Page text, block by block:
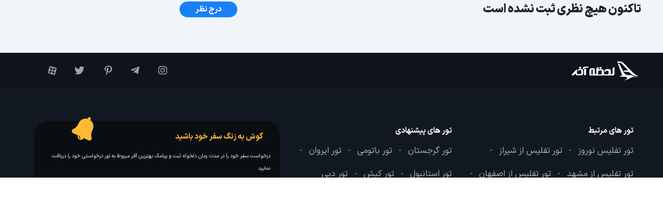
تاکنون هیچ نظری ثبت نشده است درج نظر
تور های مرتبط
تور تفلیس نوروز - تور تفلیس از شیراز -
تور تفلیس از مشهد - تور تفلیس از اصفهان -
تور های پیشنهادی
تور گرجستان - تور باتومی - تور ایروان -
تور استانبول - تور کیش - تور دبی
گوش به زنگ سفر خود باشید
درخواست سفر خود را در مدت زمان دلخواه ثبت و پیامک بهترین آفر مربوط به تور درخواستی خود را دریافت
نمایید